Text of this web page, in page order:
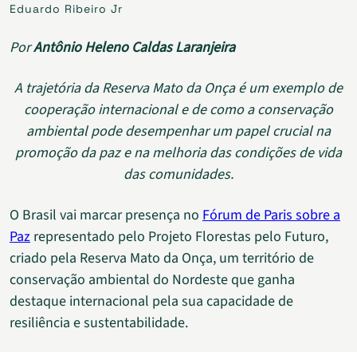
Eduardo Ribeiro Jr
PorAntônio Heleno Caldas Laranjeira
A trajetória da Reserva Mato da Onça é um exemplo de
cooperação internacional e de como a conservação
ambiental pode desempenhar um papel crucial na
promoção da paz e na melhoria das condições de vida
das comunidades.
O Brasil vai marcar presença no Fórum de Paris sobre a
Paz representado pelo Projeto Florestas pelo Futuro,
criado pela Reserva Mato da Onça, um território de
conservação ambiental do Nordeste que ganha
destaque internacional pela sua capacidade de
resiliência e sustentabilidade.